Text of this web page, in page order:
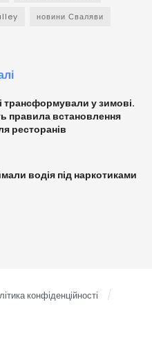
новини Сваляви
трансформували у зимові.
правила встановлення
ресторанів
водія під наркотиками
конфіденційності